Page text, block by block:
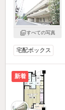
すべての写真
宅配ボックス
新着